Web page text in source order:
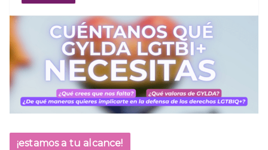
¡estamos a tu alcance!